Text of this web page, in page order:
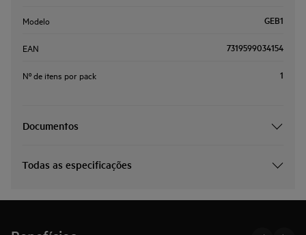
Modelo GEB1
EAN 7319599034154
Nº de itens por pack 1
Documentos
Todas as especificações